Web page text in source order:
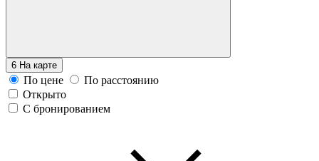
6 На карте
По цене
По расстоянию
Открыто
С бронированием